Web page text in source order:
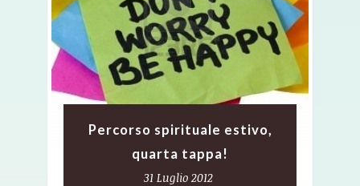
Percorso spirituale estivo,
quarta tappa!
31 Luglio 2012